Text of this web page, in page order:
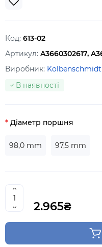
Код: 613-02
Артикул: A3660302617,
Виробник: Kolbenschmidt
В наявності
Діаметр поршня
98,0 mm 97,5 mm
2.965₴